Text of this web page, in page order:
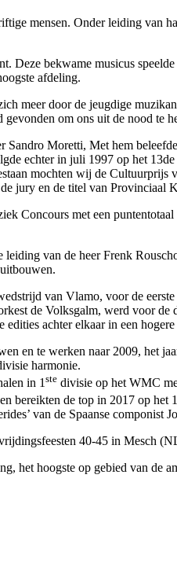
mensen. Onder leiding van
Deze bekwame musicus
afdeling.
meer door de jeugdige
om ons uit de nood te
Sandro Moretti, Met hem
echter in juli 1997 op het
mochten wij de
jury en de titel van
Concours met een
leiding van de heer Frenk
van Vlamo, voor de
de Volksgalm, werd voor
achter elkaar in een
en te werken naar 2009, het
harmonie.
in 1 ste divisie op het WMC
bereikten de top in 2017 op het
van de Spaanse componist
40-45 in Mesch
het hoogste op gebied van